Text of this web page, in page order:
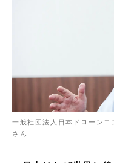
一般社団法人日本ドローン
さん